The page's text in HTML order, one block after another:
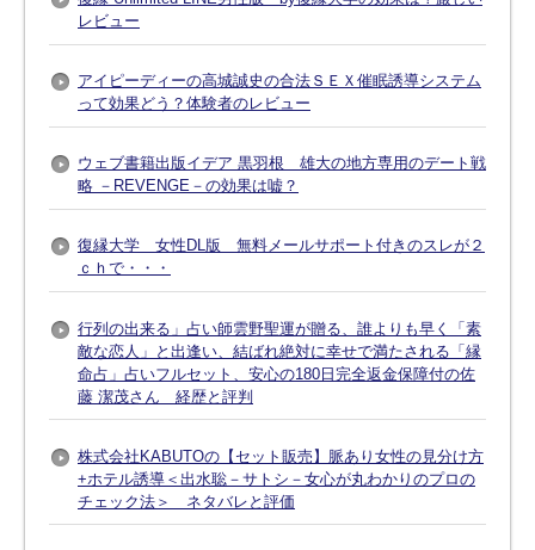
レビュー
アイピーディーの高城誠史の合法ＳＥＸ催眠誘導システム
って効果どう？体験者のレビュー
ウェブ書籍出版イデア 黒羽根 雄大の地方専用のデート戦
略 －REVENGE－の効果は嘘？
復縁大学 女性DL版 無料メールサポート付きのスレが２
ｃｈで・・・
行列の出来る」占い師雲野聖運が贈る、誰よりも早く「素
敵な恋人」と出逢い、結ばれ絶対に幸せで満たされる「縁
命占」占いフルセット、安心の180日完全返金保障付の佐
藤 潔茂さん 経歴と評判
株式会社KABUTOの【セット販売】脈あり女性の見分け方
+ホテル誘導＜出水聡－サトシ－女心が丸わかりのプロの
チェック法＞ ネタバレと評価